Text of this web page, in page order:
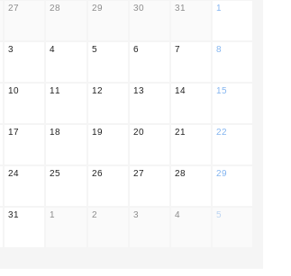
27 28 29 30 31 1
3 4 5 6 7 8
10 11 12 13 14 15
17 18 19 20 21 22
24 25 26 27 28 29
31 1 2 3 4 5